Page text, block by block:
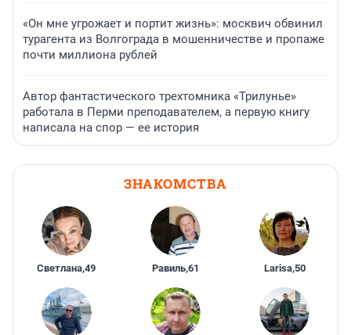
«Он мне угрожает и портит жизнь»: москвич обвинил
турагента из Волгограда в мошенничестве и пропаже
почти миллиона рублей
Автор фантастического трехтомника «Трилунье»
работала в Перми преподавателем, а первую книгу
написала на спор — ее история
ЗНАКОМСТВА
Светлана,49 Равиль,61 Larisa,50